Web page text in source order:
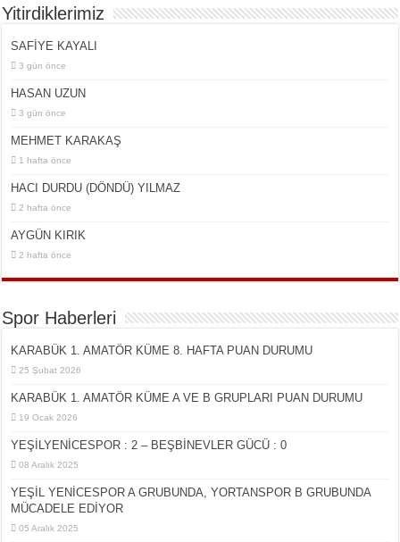
Yitirdiklerimiz
SAFİYE KAYALI
3 gün önce
HASAN UZUN
3 gün önce
MEHMET KARAKAŞ
1 hafta önce
HACI DURDU (DÖNDÜ) YILMAZ
2 hafta önce
AYGÜN KIRIK
2 hafta önce
Spor Haberleri
KARABÜK 1. AMATÖR KÜME 8. HAFTA PUAN DURUMU
25 Şubat 2026
KARABÜK 1. AMATÖR KÜME A VE B GRUPLARI PUAN DURUMU
19 Ocak 2026
YEŞİLYENİCESPOR : 2 – BEŞBİNEVLER GÜCÜ : 0
08 Aralık 2025
YEŞİL YENİCESPOR A GRUBUNDA, YORTANSPOR B GRUBUNDA
MÜCADELE EDİYOR
05 Aralık 2025